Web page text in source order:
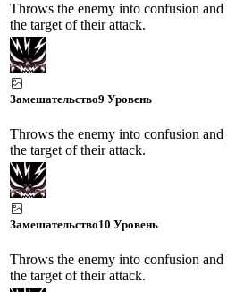
Throws the enemy into confusion and
the target of their attack.
Замешательство9 Уровень
Throws the enemy into confusion and
the target of their attack.
Замешательство10 Уровень
Throws the enemy into confusion and
the target of their attack.